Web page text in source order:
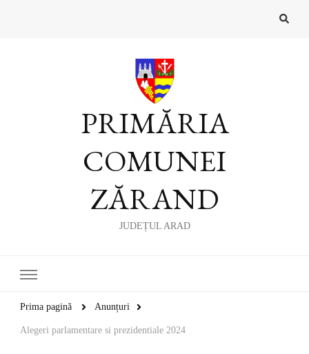
PRIMĂRIA
COMUNEI
ZĂRAND
JUDEȚUL ARAD
Prima pagină Anunțuri
Alegeri parlamentare si prezidentiale 2024